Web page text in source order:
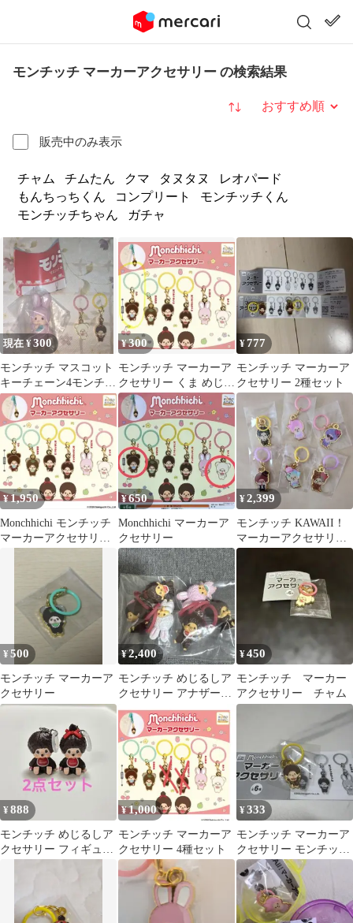
モンチッチ マーカーアクセサリー の検索結果
販売中のみ表示
並び替え
チャム チムたん クマ タヌタヌ
レオパード
もんちっちくん
コンプリート
モンチッチくん
モンチッチちゃん
ガチャ
現在 ¥300
モンチッチ マスコット
キーチェーン4モンチッ
チ マーカーアクセサリ
ー 3点セット
¥300
モンチッチ マーカーア
クセサリー くま めじる
しアクセサリー
¥777
モンチッチ マーカーア
クセサリー 2種セット
¥1,950
Monchhichi モンチッチ
マーカーアクセサリー
¥650
Monchhichi マーカーア
クセサリー
¥2,399
モンチッチ KAWAII！
マーカーアクセサリー
コンプリートセット
¥500
モンチッチ マーカーア
クセサリー
¥2,400
モンチッチ めじるしア
クセサリー アナザーカ
ラーver コンプリートセ
ット
¥450
モンチッチ マーカー
アクセサリー チャム
¥888
モンチッチ めじるしア
クセサリー フィギュア
¥1,000
モンチッチ マーカーア
クセサリー 4種セット
¥333
モンチッチ マーカーア
クセサリー モンチッチ
ちゃん